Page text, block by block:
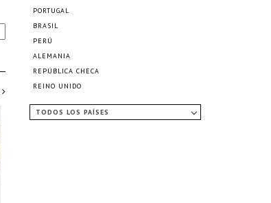
PORTUGAL
BRASIL
PERÚ
ALEMANIA
REPÚBLICA CHECA
REINO UNIDO
TODOS LOS PAÍSES